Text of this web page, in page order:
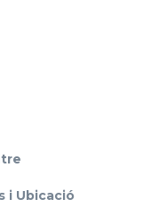
i Ubicació